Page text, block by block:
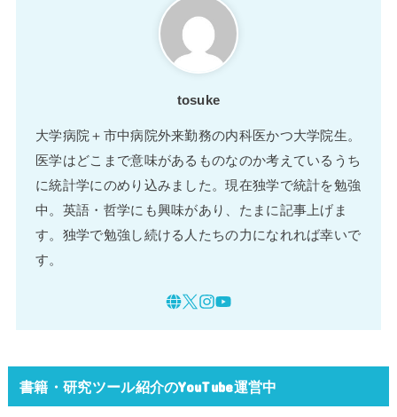
tosuke
大学病院＋市中病院外来勤務の内科医かつ大学院生。
医学はどこまで意味があるものなのか考えているうち
に統計学にのめり込みました。現在独学で統計を勉強
中。英語・哲学にも興味があり、たまに記事上げま
す。独学で勉強し続ける人たちの力になれれば幸いで
す。
書籍・研究ツール紹介のYouTube運営中